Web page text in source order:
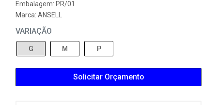
Embalagem: PR/01
Marca: ANSELL
VARIAÇÃO
G M P
Solicitar Orçamento